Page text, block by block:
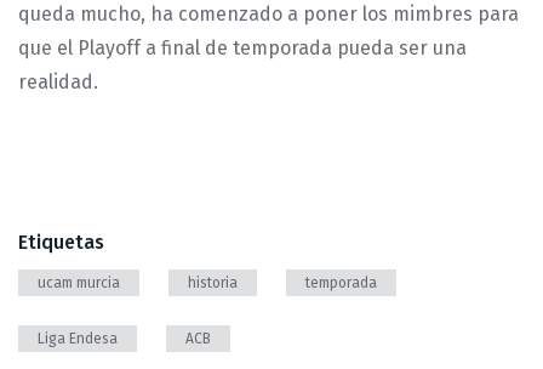
queda mucho, ha comenzado a poner los mimbres para
que el Playoff a final de temporada pueda ser una
realidad.
Etiquetas
ucam murcia historia temporada
Liga Endesa ACB